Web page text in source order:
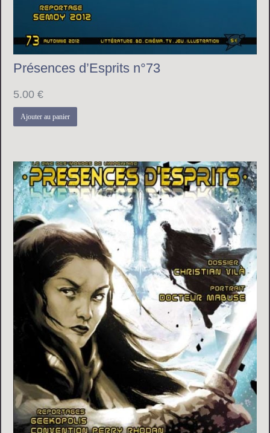
Présences d’Esprits n°73
5.00€
Ajouter au panier